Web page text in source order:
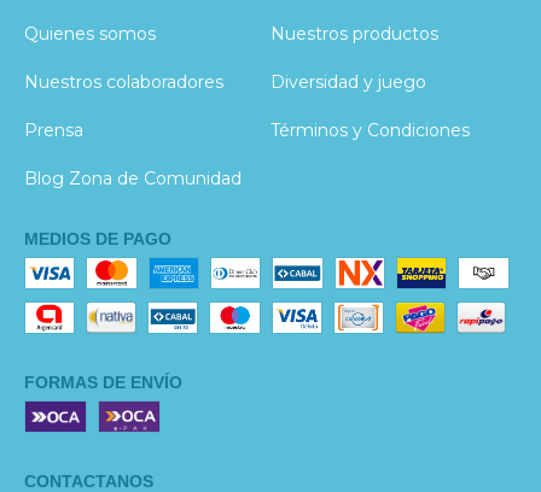
Quienes somos Nuestros productos
Nuestros colaboradores Diversidad y juego
Prensa Términos y Condiciones
Blog Zona de Comunidad
MEDIOS DE PAGO
FORMAS DE ENVÍO
CONTACTANOS